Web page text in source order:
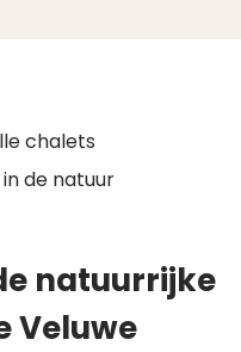
chalets
de natuur
natuurrijke
Veluwe